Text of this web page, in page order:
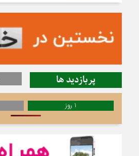
پربازدید ها
1 روز